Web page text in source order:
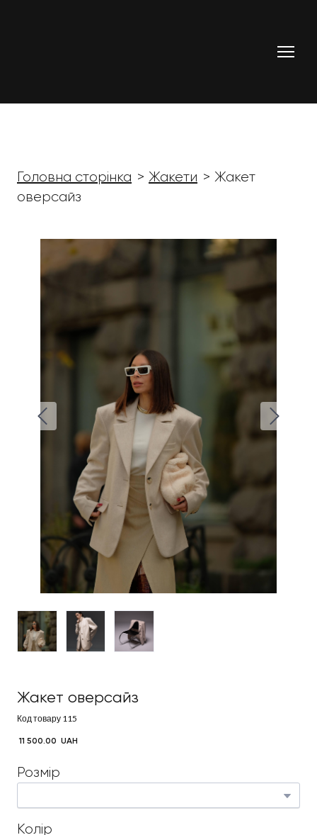
Головна сторінка Жакети
Жакет
оверсайз
Жакет оверсайз
Код товару 115
11 500.00  UAH
Розмір
Колір